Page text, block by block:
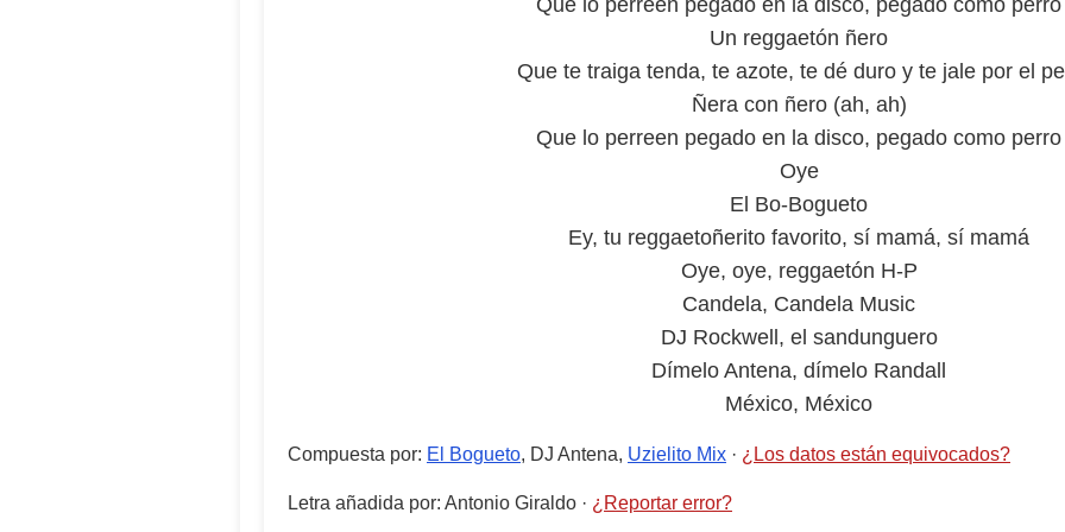
Que lo perreen pegado en la disco, pegado como perro
Un reggaetón ñero
Que te traiga tenda, te azote, te dé duro y te jale por el
Ñera con ñero (ah, ah)
Que lo perreen pegado en la disco, pegado como perro
Oye
El Bo-Bogueto
Ey, tu reggaetoñerito favorito, sí mamá, sí mamá
Oye, oye, reggaetón H-P
Candela, Candela Music
DJ Rockwell, el sandunguero
Dímelo Antena, dímelo Randall
México, México
Compuesta por: El Bogueto, DJ Antena, Uzielito Mix · ¿Los datos están equivocados?
Letra añadida por: Antonio Giraldo · ¿Reportar error?